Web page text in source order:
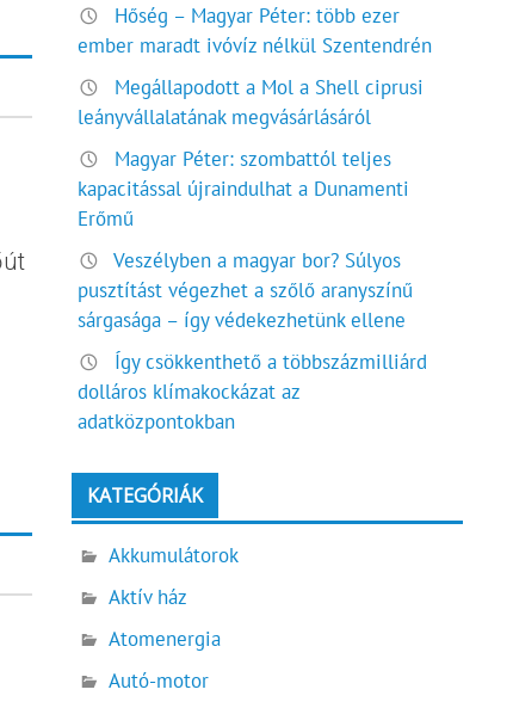
Hőség – Magyar Péter: több ezer
ember maradt ivóvíz nélkül Szentendrén
Megállapodott a Mol a Shell ciprusi
leányvállalatának megvásárlásáról
Magyar Péter: szombattól teljes
kapacitással újraindulhat a Dunamenti
Erőmű
Veszélyben a magyar bor? Súlyos
pusztítást végezhet a szőlő aranyszínű
sárgasága – így védekezhetünk ellene
Így csökkenthető a többszázmilliárd
dolláros klímakockázat az
adatközpontokban
KATEGÓRIÁK
Akkumulátorok
Aktív ház
Atomenergia
Autó-motor